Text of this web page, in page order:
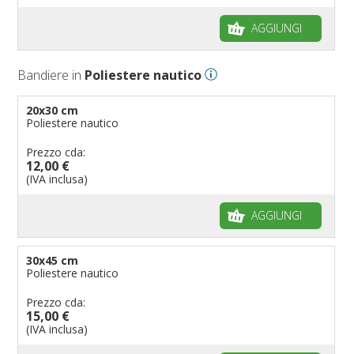
Bandiere per eventi religiosi
Bandiere per enti pubblici
Bandiere per ambasciate
Bandiere per riserve naturali e parchi
Bandiere per musicisti
pennoni per bandiere
AGGIUNGI
Bandiere in Poliestere nautico
20x30 cm
Poliestere nautico
Prezzo cda:
12,00 €
(IVA inclusa)
AGGIUNGI
30x45 cm
Poliestere nautico
Prezzo cda:
15,00 €
(IVA inclusa)